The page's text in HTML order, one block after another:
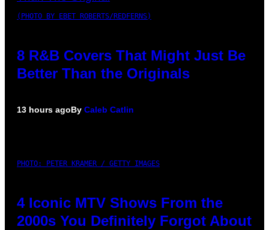
(PHOTO BY EBET ROBERTS/REDFERNS)
8 R&B Covers That Might Just Be
Better Than the Originals
13 hours agoBy Caleb Catlin
PHOTO: PETER KRAMER / GETTY IMAGES
4 Iconic MTV Shows From the
2000s You Definitely Forgot About